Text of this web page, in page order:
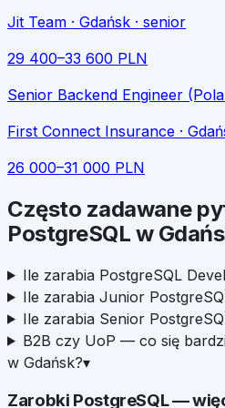
Jit Team · Gdańsk · senior
29 400–33 600 PLN
Senior Backend Engineer
First Connect Insurance ·
26 000–31 000 PLN
Często zadawane
PostgreSQL w
Ile zarabia PostgreSQL
Ile zarabia Junior
Ile zarabia Senior
B2B czy UoP — co się
w Gdańsk?▾
Zarobki PostgreSQL—